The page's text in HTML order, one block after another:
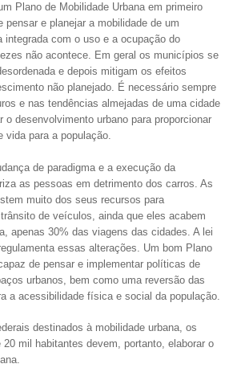
Plano de Mobilidade Urbana em primeiro
pensar e planejar a mobilidade de um
integrada com o uso e a ocupação do
não acontece. Em geral os municípios se
e depois mitigam os efeitos
não planejado. É necessário sempre
e nas tendências almejadas de uma cidade
o desenvolvimento urbano para proporcionar
vida para a população.
de paradigma e a execução da
as pessoas em detrimento dos carros. As
muito dos seus recursos para
de veículos, ainda que eles acabem
apenas 30% das viagens das cidades. A lei
essas alterações. Um bom Plano
de pensar e implementar políticas de
urbanos, bem como uma reversão das
a acessibilidade física e social da população.
destinados à mobilidade urbana, os
mil habitantes devem, portanto, elaborar o